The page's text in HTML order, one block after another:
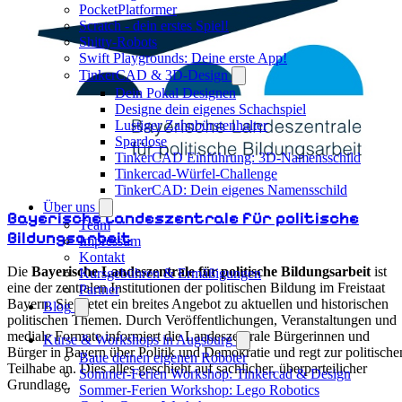
PocketPlatformer
Scratch - dein erstes Spiel!
Shitty-Robots
Swift Playgrounds: Deine erste App!
TinkerCAD & 3D-Design
Dein Pokal Designen
Designe dein eigenes Schachspiel
Lustiger Zahnbürstenhalter
Spardose
TinkerCAD Einführung: 3D-Namensschild
Tinkercad-Würfel-Challenge
TinkerCAD: Dein eigenes Namensschild
Über uns
Team
Impressum
Kontakt
Kursgebühren & Ermäßigungen
Partner
Blog
Kurse & Workshops in Augsburg
Baue deinen eigenen Roboter
Sommer-Ferien Workshop: Tinkercad & Design
Sommer-Ferien Workshop: Lego Robotics
Bayerische Landeszentrale für politische
Bildungsarbeit
Die Bayerische Landeszentrale für politische Bildungsarbeitist
eine der zentralen Institutionen der politischen Bildung im Freistaat
Bayern. Sie bietet ein breites Angebot zu aktuellen und historischen
politischen Themen. Durch Veröffentlichungen, Veranstaltungen und
mediale Formate informiert die Landeszentrale Bürgerinnen und
Bürger in Bayern über Politik und Demokratie und regt zur
Teilhabe an. Dies alles geschieht auf sachlicher, überparteilicher
Grundlage.